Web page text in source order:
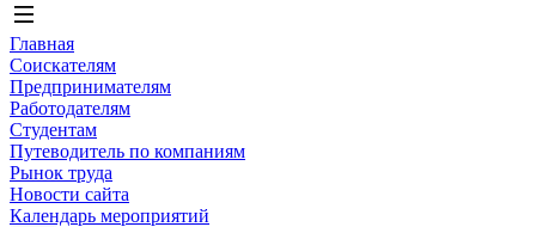
Главная
Соискателям
Предпринимателям
Работодателям
Студентам
Путеводитель по компаниям
Рынок труда
Новости сайта
Календарь мероприятий